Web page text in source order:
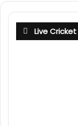
Live Cricket